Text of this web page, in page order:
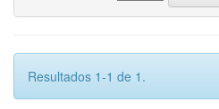
Resultados 1-1 de 1.